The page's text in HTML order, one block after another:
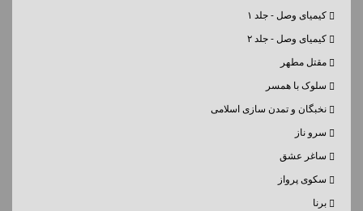
کیمیای وصل - جلد ۱
کیمیای وصل - جلد ۲
مقتل مطهر
سلوک با همسر
نخبگان و تمدن سازی اسلامی
سرو ناز
ساغر عشق
سکوی پرواز
برنا